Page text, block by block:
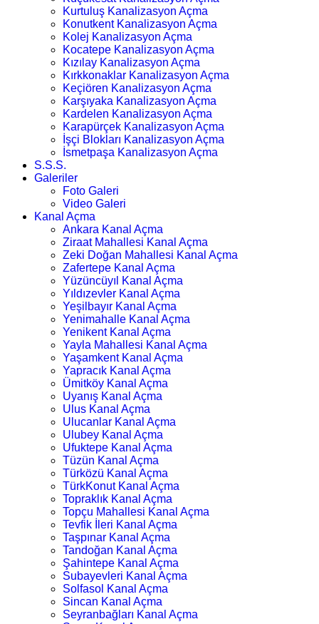
Kurtuluş Kanalizasyon Açma
Konutkent Kanalizasyon Açma
Kolej Kanalizasyon Açma
Kocatepe Kanalizasyon Açma
Kızılay Kanalizasyon Açma
Kırkkonaklar Kanalizasyon Açma
Keçiören Kanalizasyon Açma
Karşıyaka Kanalizasyon Açma
Kardelen Kanalizasyon Açma
Karapürçek Kanalizasyon Açma
İşçi Blokları Kanalizasyon Açma
İsmetpaşa Kanalizasyon Açma
S.S.S.
Galeriler
Foto Galeri
Video Galeri
Kanal Açma
Ankara Kanal Açma
Ziraat Mahallesi Kanal Açma
Zeki Doğan Mahallesi Kanal Açma
Zafertepe Kanal Açma
Yüzüncüyıl Kanal Açma
Yıldızevler Kanal Açma
Yeşilbayır Kanal Açma
Yenimahalle Kanal Açma
Yenikent Kanal Açma
Yayla Mahallesi Kanal Açma
Yaşamkent Kanal Açma
Yapracık Kanal Açma
Ümitköy Kanal Açma
Uyanış Kanal Açma
Ulus Kanal Açma
Ulucanlar Kanal Açma
Ulubey Kanal Açma
Ufuktepe Kanal Açma
Tüzün Kanal Açma
Türközü Kanal Açma
TürkKonut Kanal Açma
Topraklık Kanal Açma
Topçu Mahallesi Kanal Açma
Tevfik İleri Kanal Açma
Taşpınar Kanal Açma
Tandoğan Kanal Açma
Şahintepe Kanal Açma
Subayevleri Kanal Açma
Solfasol Kanal Açma
Sincan Kanal Açma
Seyranbağları Kanal Açma